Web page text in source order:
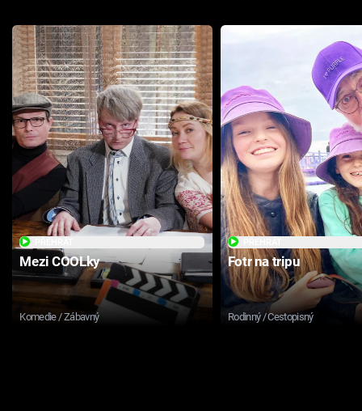
Mezi COOLky
Komedie / Zábavný
Fotr na tripu
Rodinný / Cestopisný